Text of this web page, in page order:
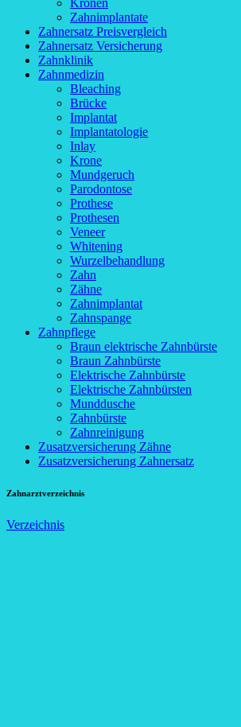
Kronen
Zahnimplantate
Zahnersatz Preisvergleich
Zahnersatz Versicherung
Zahnklinik
Zahnmedizin
Bleaching
Brücke
Implantat
Implantatologie
Inlay
Krone
Mundgeruch
Parodontose
Prothese
Prothesen
Veneer
Whitening
Wurzelbehandlung
Zahn
Zähne
Zahnimplantat
Zahnspange
Zahnpflege
Braun elektrische Zahnbürste
Braun Zahnbürste
Elektrische Zahnbürste
Elektrische Zahnbürsten
Munddusche
Zahnbürste
Zahnreinigung
Zusatzversicherung Zähne
Zusatzversicherung Zahnersatz
Zahnarztverzeichnis
Verzeichnis